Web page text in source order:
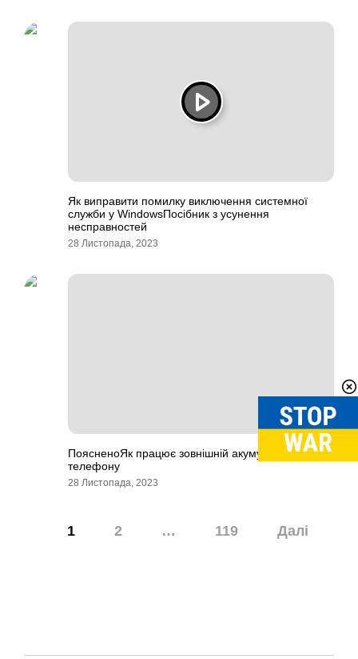
Як виправити помилку виключення системної
служби у WindowsПосібник з усунення
несправностей
28 Листопада, 2023
ПоясненоЯк працює зовнішній акумулятор
телефону
28 Листопада, 2023
Навігація1 2 … 119 Далі